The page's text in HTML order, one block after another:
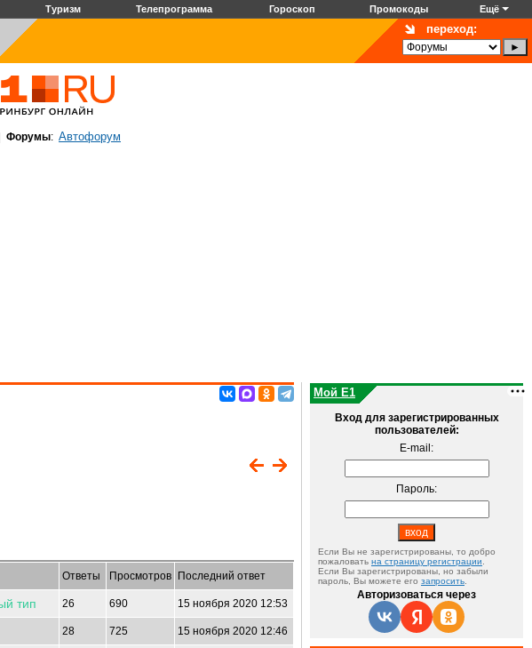
Туризм Телепрограмма Гороскоп Промокоды Ещё
переход:
Форумы: Автофорум
Ответы Просмотров Последний ответ
тип 26 690 15 ноября 2020 12:53
28 725 15 ноября 2020 12:46
Мой E1
Вход для зарегистрированных
пользователей:
E-mail:
Пароль:
Если Вы не зарегистрированы, то добро
пожаловать на страницу регистрации
Если Вы зарегистрированы, но забыли
пароль, Вы можете его запросить
Авторизоваться через